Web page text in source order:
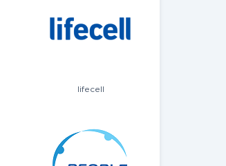
lifecell